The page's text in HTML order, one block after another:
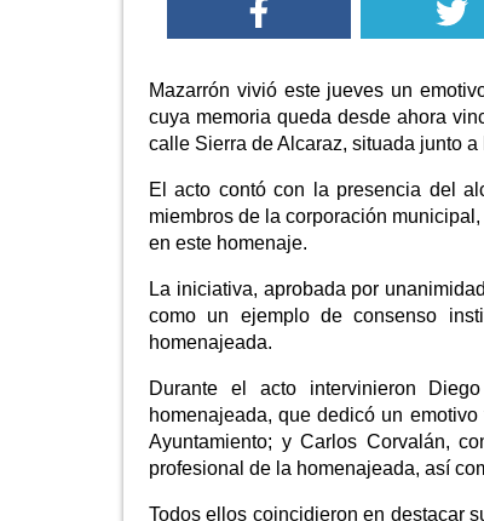
Mazarrón vivió este jueves un
cuya memoria queda desde ahora
calle Sierra de Alcaraz, situada junto
El acto contó con la presencia del
miembros de la corporación
en este homenaje.
La iniciativa, aprobada por
como un ejemplo de consenso
homenajeada.
Durante el acto intervinieron
homenajeada, que dedicó un
Ayuntamiento; y Carlos Corvalán,
profesional de la homenajeada, así
Todos ellos coincidieron en destacar